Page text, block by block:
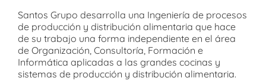
Santos Grupo desarrolla una Ingeniería de procesos
de producción y distribución alimentaria que hace
de su trabajo una forma independiente en el área
de Organización, Consultoría, Formación e
Informática aplicadas a las grandes cocinas y
sistemas de producción y distribución alimentaria.